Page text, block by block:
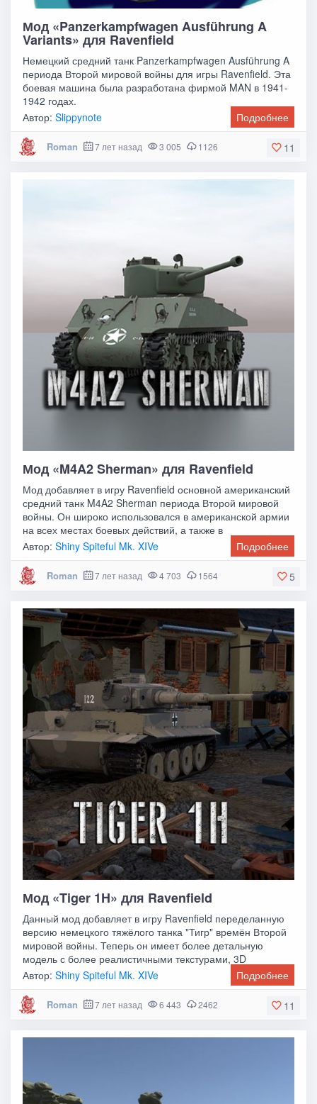
Мод «Panzerkampfwagen Ausführung A
Variants» для Ravenfield
Немецкий средний танк Panzerkampfwagen Ausführung A
периода Второй мировой войны для игры Ravenfield. Эта
боевая машина была разработана фирмой MAN в 1941-
1942 годах.
Автор:Slippynote Подробнее
11
Roman 7 лет назад 3 005 1126
Мод «M4A2 Sherman» для Ravenfield
Мод добавляет в игру Ravenfield основной американский
средний танк M4A2 Sherman периода Второй мировой
войны. Он широко использовался в американской армии
на всех местах боевых действий, а также в
Автор:Shiny Spiteful Mk. XIVe Подробнее
5
Roman 7 лет назад 4 703 1564
Мод «Tiger 1H» для Ravenfield
Данный мод добавляет в игру Ravenfield переделанную
версию немецкого тяжёлого танка "Тигр" времён Второй
мировой войны. Теперь он имеет более детальную
модель с более реалистичными текстурами, 3D
Автор:Shiny Spiteful Mk. XIVe Подробнее
11
Roman 7 лет назад 6 443 2462